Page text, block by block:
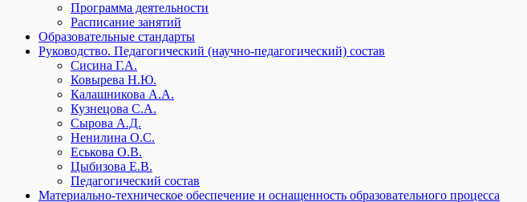
Программа деятельности
Расписание занятий
Образовательные стандарты
Руководство. Педагогический (научно-педагогический) состав
Сисина Г.А.
Ковырева Н.Ю.
Калашникова А.А.
Кузнецова С.А.
Сырова А.Д.
Ненилина О.С.
Еськова О.В.
Цыбизова Е.В.
Педагогический состав
Материально-техническое обеспечение и оснащенность образовательного процесса